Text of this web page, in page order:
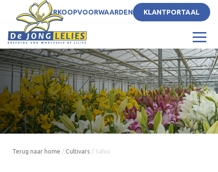
NLVERKOOPVOORWAARDEN KLANTPORTAAL
Terug naar home / Cultivars / Salvo